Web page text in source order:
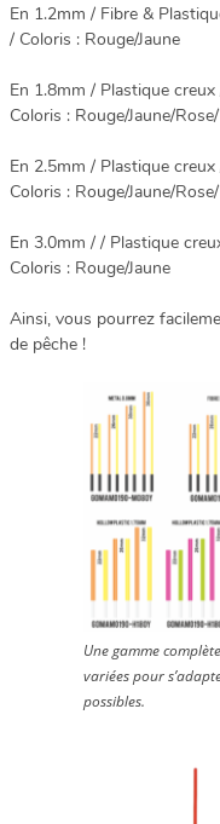
En 1.2mm / Fibre &
/ Coloris : Rouge/Jaune
En 1.8mm / Plastique
Coloris : Rouge/Jaune/
En 2.5mm / Plastique
Coloris : Rouge/Jaune/
En 3.0mm / / Plastique
Coloris : Rouge/Jaune
Ainsi, vous pourrez
de pêche !
Une gamme
variées pour
possibles.